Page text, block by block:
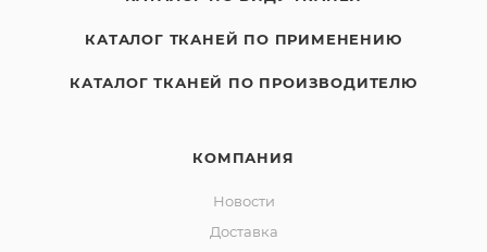
КАТАЛОГ ТКАНЕЙ ПО ПРИМЕНЕНИЮ
КАТАЛОГ ТКАНЕЙ ПО ПРОИЗВОДИТЕЛЮ
КОМПАНИЯ
Новости
Доставка